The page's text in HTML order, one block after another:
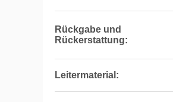
Rückgabe und
Rückerstattung:
Leitermaterial: